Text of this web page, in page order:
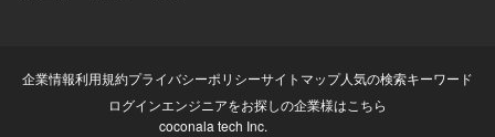
企業情報利用規約プライバシーポリシーサイトマップ人気の検索キーワード
ログインエンジニアをお探しの企業様はこちら
coconala tech Inc.